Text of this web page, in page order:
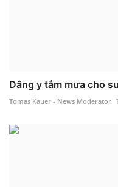
Dâng y tắm mưa cho
Tomas Kauer - News Moderator